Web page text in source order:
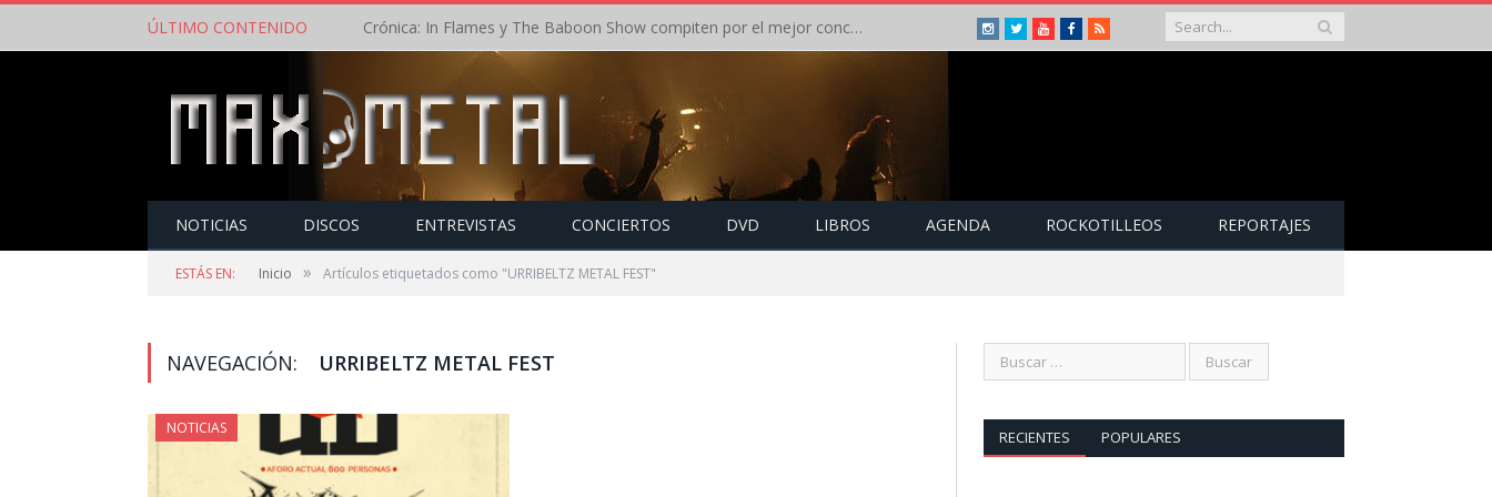
ÚLTIMO CONTENIDO Crónica: In Flames y The Baboon Show compiten por el mejor concierto del día en el Leyendas del Rock – Viernes – Agosto 2026 Instagram
TwitterYoutubeFacebook
RSS
NOTICIAS DISCOS ENTREVISTAS CONCIERTOS DVD LIBROS AGENDA ROCKOTILLEOS REPORTAJES
ESTÁS EN: Inicio » Artículos etiquetados como "URRIBELTZ METAL FEST"
NAVEGACIÓN: URRIBELTZ METAL FEST
NOTICIAS RECIENTES POPULARES